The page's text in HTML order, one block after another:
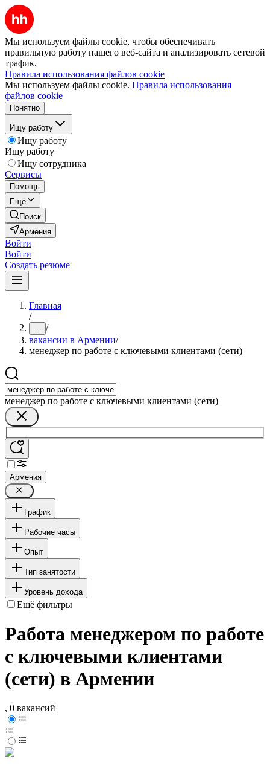
Мы используем файлы cookie, чтобы обеспечивать
правильную работу нашего веб-сайта и анализировать сетевой
трафик.
Правила использования файлов cookie
Мы используем файлы cookie. Правила использования
файлов cookie
Понятно
Ищу работу
Ищу работу
Ищу работу
Ищу сотрудника
Сервисы
Помощь
Ещё
Поиск
Армения
Войти
Войти
Создать резюме
Главная
/
... /
вакансии в Армении/
менеджер по работе с ключевыми клиентами (сети)
менеджер по работе с ключевыми клиентами (сети)
Армения
График
Рабочие часы
Опыт
Тип занятости
Уровень дохода
Ещё фильтры
Работа менеджером по работе
с ключевыми клиентами
(сети) в Армении
, 0 вакансий